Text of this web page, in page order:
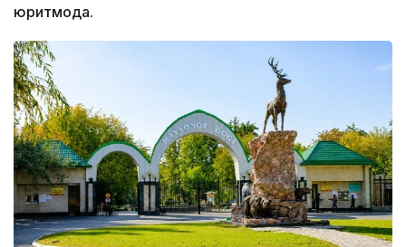
юритмоқда.